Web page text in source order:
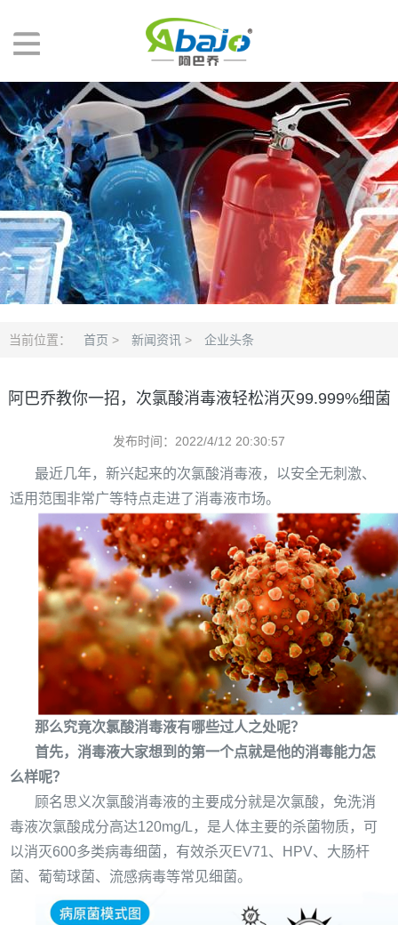
当前位置： 首页 > 新闻资讯 > 企业头条
阿巴乔教你一招，次氯酸消毒液轻松消灭99.999%细菌
发布时间：2022/4/12 20:30:57
最近几年，新兴起来的次氯酸消毒液，以安全无刺激、
适用范围非常广等特点走进了消毒液市场。
那么究竟次氯酸消毒液有哪些过人之处呢？
首先，消毒液大家想到的第一个点就是他的消毒能力怎
么样呢？
顾名思义次氯酸消毒液的主要成分就是次氯酸，免洗消
毒液次氯酸成分高达120mg/L ，是人体主要的杀菌物质，可
以消灭600多类病毒细菌，有效杀灭 EV71、 HPV、大肠杆
菌、葡萄球菌、流感病毒等常见细菌。